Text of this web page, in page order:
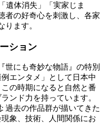
遺体消失」「実家じま
者の好奇心を刺激し、各家
ります。
ション
世にも奇妙な物語』の特別
エンタメ」として日本中
の時期になると自然と番
ンド力を持っています。
: 過去の作品群が描いてきた
象、技術、人間関係にお